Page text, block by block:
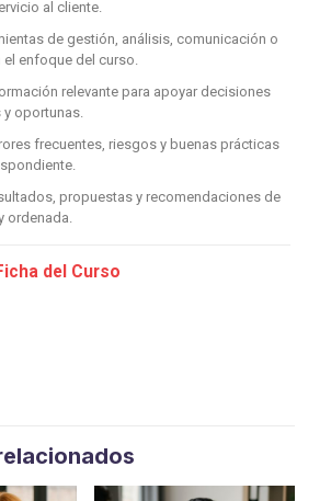
al cliente.
de gestión, análisis, comunicación o
el enfoque del curso.
relevante para apoyar decisiones
oportunas.
frecuentes, riesgos y buenas prácticas
propuestas y recomendaciones de
ordenada.
del Curso